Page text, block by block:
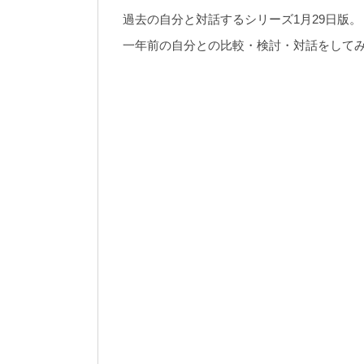
過去の自分と対話するシリーズ1月29日版。
一年前の自分との比較・検討・対話をして